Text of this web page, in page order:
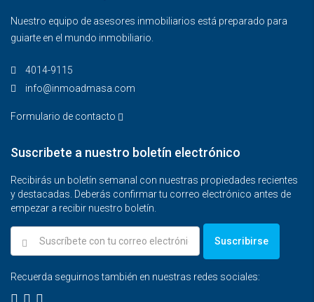
Nuestro equipo de asesores inmobiliarios está preparado para
guiarte en el mundo inmobiliario.
4014-9115‬
info@inmoadmasa.com
Formulario de contacto
Suscribete a nuestro boletín electrónico
Recibirás un boletín semanal con nuestras propiedades recientes
y destacadas. Deberás confirmar tu correo electrónico antes de
empezar a recibir nuestro boletín.
Suscribirse
Recuerda seguirnos también en nuestras redes sociales: